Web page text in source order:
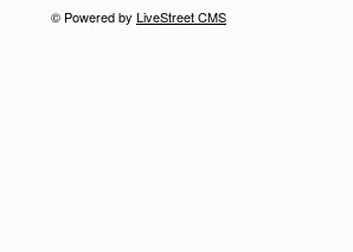
© Powered by LiveStreet CMS